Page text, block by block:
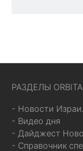
РАЗДЕЛЫ
- Новости
- Видео дня
- Дайджест
- Справочник